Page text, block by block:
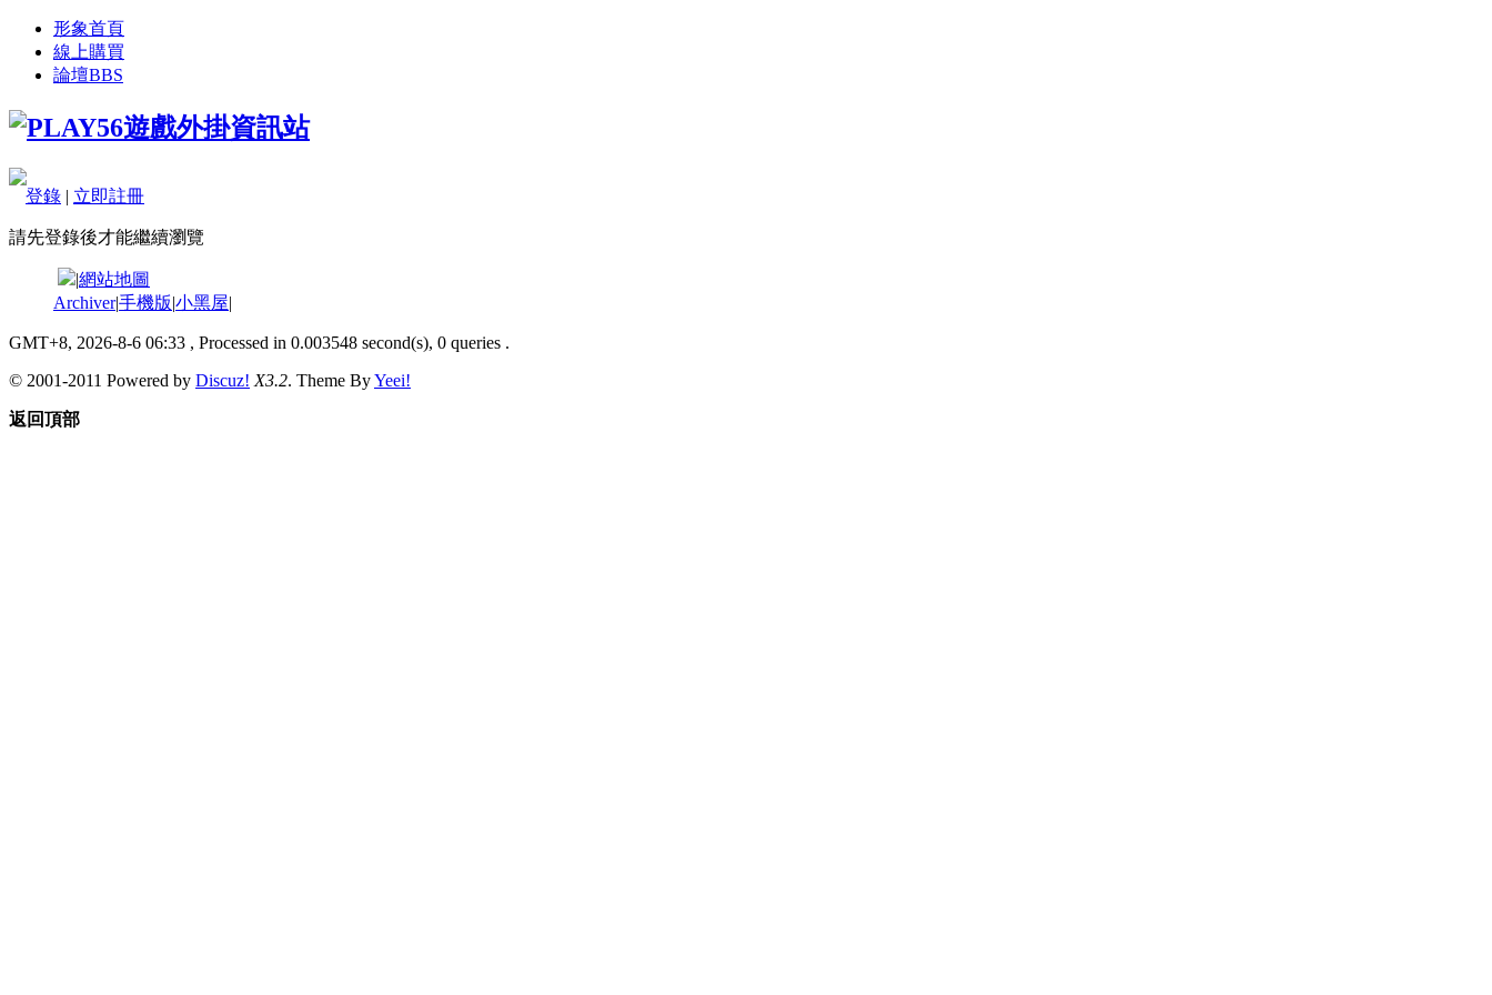
形象首頁
線上購買
論壇BBS
登錄 | 立即註冊
請先登錄後才能繼續瀏覽
|網站地圖
Archiver|手機版|小黑屋|
GMT+8, 2026-8-6 06:33 , Processed in 0.003548 second(s), 0 queries .
© 2001-2011 Powered by Discuz! X3.2. Theme ByYeei!
返回頂部